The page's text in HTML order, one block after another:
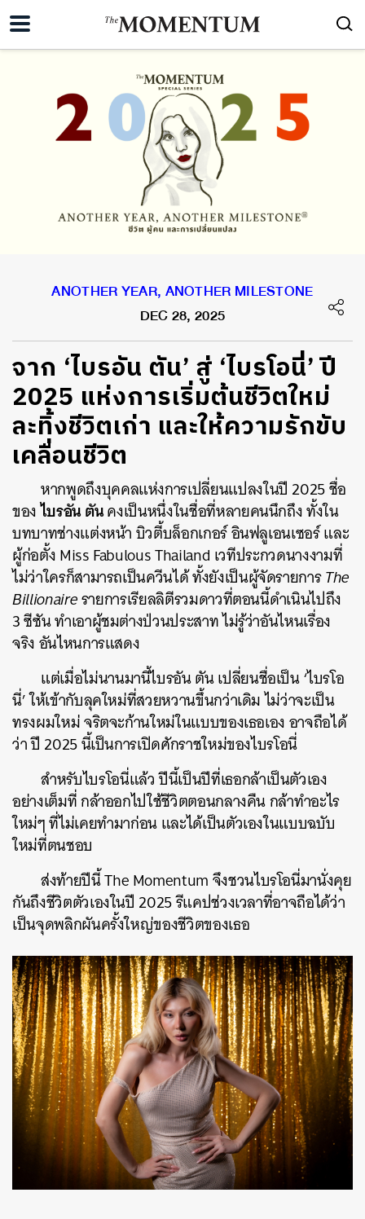
ANOTHER YEAR, ANOTHER MILESTONE
DEC 28, 2025
จาก ‘ไบรอัน ตัน’ สู่ ‘ไบรโอนี่’ ปี
2025 แห่งการเริ่มต้นชีวิตใหม่
ละทิ้งชีวิตเก่า และให้ความรักขับ
เคลื่อนชีวิต
หากพูดถึงบุคคลแห่งการเปลี่ยนแปลงในปี 2025 ชื่อ
ของไบรอัน ตันคงเป็นหนึ่งในชื่อที่หลายคนนึกถึง ทั้งใน
บทบาทช่างแต่งหน้า บิวตี้บล็อกเกอร์ อินฟลูเอนเซอร์ และ
ผู้ก่อตั้ง Miss Fabulous Thailand เวทีประกวดนางงามที่
ไม่ว่าใครก็สามารถเป็นควีนได้ทั้งยังเป็นผู้จัดรายการThe
Billionaireรายการเรียลลิตีรวมดาวที่ตอนนี้ดำเนินไปถึง
3 ซีซัน ทำเอาผู้ชมต่างป่วนประสาท ไม่รู้ว่าอันไหนเรื่อง
จริง อันไหนการแสดง
แต่เมื่อไม่นานมานี้ไบรอัน ตัน เปลี่ยนชื่อเป็น ‘ไบรโอ
นี่’ ให้เข้ากับลุคใหม่ที่สวยหวานขึ้นกว่าเดิม ไม่ว่าจะเป็น
ทรงผมใหม่ จริตจะก้านใหม่ในแบบของเธอเอง อาจถือได้
ว่า ปี 2025 นี้เป็นการเปิดศักราชใหม่ของไบรโอนี่
สำหรับไบรโอนี่แล้ว ปีนี้เป็นปีที่เธอกล้าเป็นตัวเอง
อย่างเต็มที่ กล้าออกไปใช้ชีวิตตอนกลางคืน กล้าทำอะไร
ใหม่ๆ ที่ไม่เคยทำมาก่อน และได้เป็นตัวเองในแบบฉบับ
ใหม่ที่ตนชอบ
ส่งท้ายปีนี้ The Momentum จึงชวนไบรโอนี่มานั่งคุย
กันถึงชีวิตตัวเองในปี 2025 รีแคปช่วงเวลาที่อาจถือได้ว่า
เป็นจุดพลิกผันครั้งใหญ่ของชีวิตของเธอ